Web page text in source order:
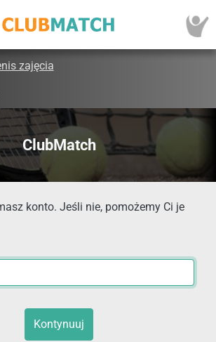
zajęcia
ClubMatch
konto. Jeśli nie, pomożemy Ci je
Kontynuuj